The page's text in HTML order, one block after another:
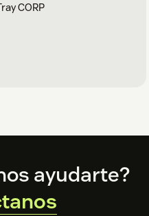
CORP
ayudarte?